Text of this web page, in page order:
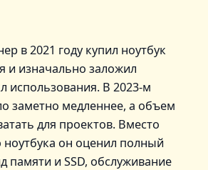
в 2021 году купил ноутбук
и изначально заложил
использования. В 2023‑м
заметно медленнее, а объем
для проектов. Вместо
ноутбука он оценил полный
памяти и SSD, обслуживание